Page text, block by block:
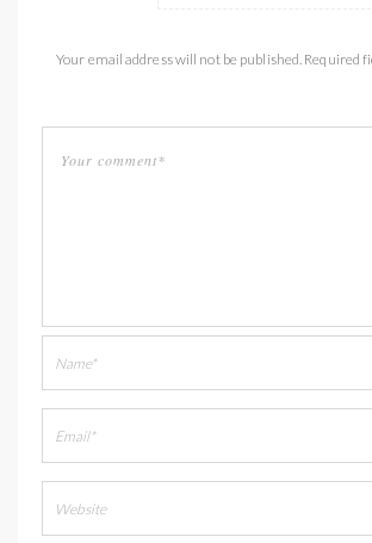
Your email address will not be published. Required